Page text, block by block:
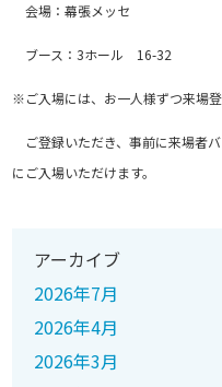
会場：幕張メッセ
ブース：3ホール 16-32
※ご入場には、お一人様ずつ来場登
ご登録いただき、事前に来場者
にご入場いただけます。
アーカイブ
2026年7月
2026年4月
2026年3月